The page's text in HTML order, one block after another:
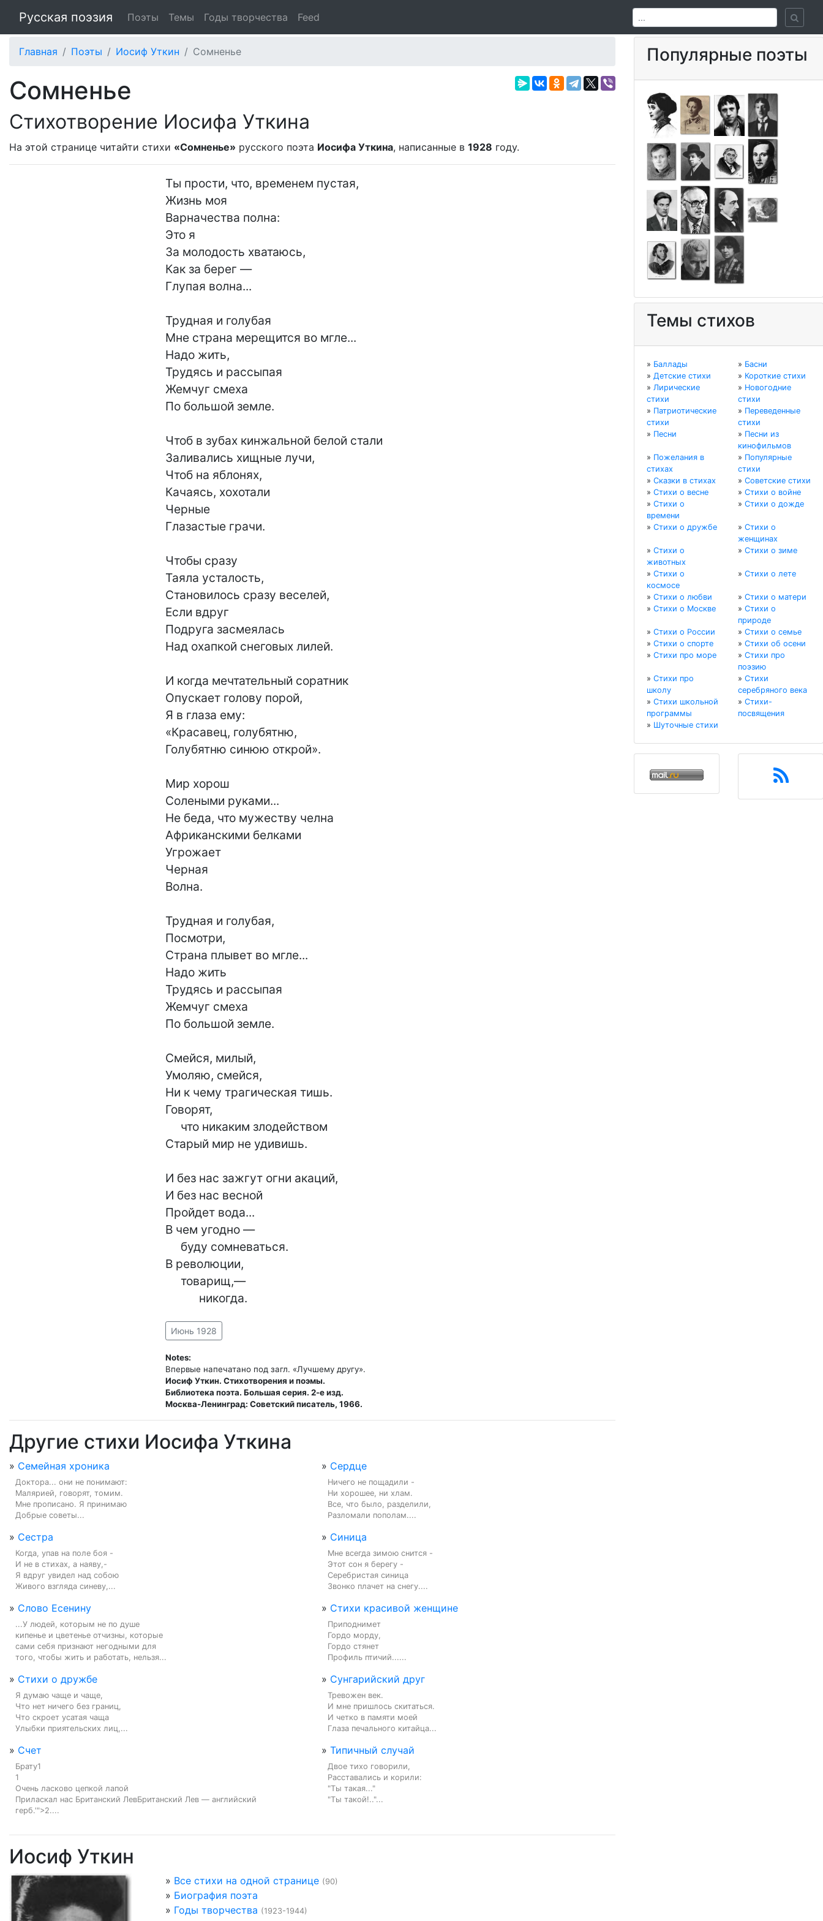
Русская поэзия Поэты Темы Годы творчества Feed
Главная Поэты Иосиф Уткин Сомненье
Сомненье
Стихотворение Иосифа Уткина
На этой странице читайти стихи «Сомненье» русского поэта Иосифа Уткина, написанные в 1928 году.
Ты прости, что, временем пустая,
Жизнь моя
Варначества полна:
Это я
За молодость хватаюсь,
Как за берег —
Глупая волна...
Трудная и голубая
Мне страна мерещится во мгле...
Надо жить,
Трудясь и рассыпая
Жемчуг смеха
По большой земле.
Чтоб в зубах кинжальной белой стали
Заливались хищные лучи,
Чтоб на яблонях,
Качаясь, хохотали
Черные
Глазастые грачи.
Чтобы сразу
Таяла усталость,
Становилось сразу веселей,
Если вдруг
Подруга засмеялась
Над охапкой снеговых лилей.
И когда мечтательный соратник
Опускает голову порой,
Я в глаза ему:
«Красавец, голубятню,
Голубятню синюю открой».
Мир хорош
Солеными руками...
Не беда, что мужеству челна
Африканскими белками
Угрожает
Черная
Волна.
Трудная и голубая,
Посмотри,
Страна плывет во мгле...
Надо жить
Трудясь и рассыпая
Жемчуг смеха
По большой земле.
Смейся, милый,
Умоляю, смейся,
Ни к чему трагическая тишь.
Говорят,
Старый мир не удивишь.
И без нас зажгут огни акаций,
И без нас весной
Пройдет вода...
В чем угодно —
В революции,
           никогда.
Июнь 1928
Notes:
Иосиф Уткин. Стихотворения и поэмы.
Библиотека поэта. Большая серия. 2-е изд.
Москва-Ленинград: Советский писатель, 1966.
Другие стихи Иосифа Уткина
» Семейная хроника
Доктора... они не понимают:
Малярией, говорят, томим.
Мне прописано. Я принимаю
Добрые советы...
» Сердце
Ничего не пощадили -
Ни хорошее, ни хлам.
Все, что было, разделили,
Разломали пополам....
» Сестра
Когда, упав на поле боя -
И не в стихах, а наяву,-
Я вдруг увидел над собою
Живого взгляда синеву,...
» Синица
Мне всегда зимою снится -
Этот сон я берегу -
Серебристая синица
Звонко плачет на снегу....
» Слово Есенину
...У людей, которым не по душе
кипенье и цветенье отчизны, которые
сами себя признают негодными для
того, чтобы жить и работать, нельзя...
» Стихи красивой женщине
Приподнимет
Гордо морду,
Гордо стянет
Профиль птичий......
» Стихи о дружбе
Я думаю чаще и чаще,
Что нет ничего без границ,
Что скроет усатая чаща
Улыбки приятельских лиц,...
» Сунгарийский друг
Тревожен век.
И мне пришлось скитаться.
И четко в памяти моей
Глаза печального китайца...
» Счет
Брату1
1
Очень ласково цепкой лапой
Приласкал нас Британский ЛевБританский Лев — английский
герб.'">2....
» Типичный случай
Двое тихо говорили,
Расставались и корили:
"Ты такая..."
"Ты такой!.."...
Иосиф Уткин
» Все стихи на одной странице (90)
» Биография поэта
» Годы творчества (1923-1944)
Популярные поэты
Темы стихов
» Баллады » Басни
» Детские стихи » Короткие стихи
» Лирические
стихи
» Новогодние
стихи
» Патриотические
стихи
» Переведенные
стихи
» Песни » Песни из
кинофильмов
» Пожелания в
стихах
» Популярные
стихи
» Сказки в стихах » Советские стихи
» Стихи о весне » Стихи о войне
» Стихи о
времени
» Стихи о дожде
» Стихи о дружбе » Стихи о
женщинах
» Стихи о
животных
» Стихи о зиме
» Стихи о
космосе
» Стихи о лете
» Стихи о любви » Стихи о матери
» Стихи о Москве » Стихи о
природе
» Стихи о России » Стихи о семье
» Стихи о спорте » Стихи об осени
» Стихи про море » Стихи про
поэзию
» Стихи про
школу
» Стихи
серебряного века
» Стихи школьной
программы
» Стихи-
посвящения
» Шуточные стихи